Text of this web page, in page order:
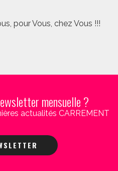
pour Vous, chez Vous !!!
mensuelle ?
actualités CARREMENT